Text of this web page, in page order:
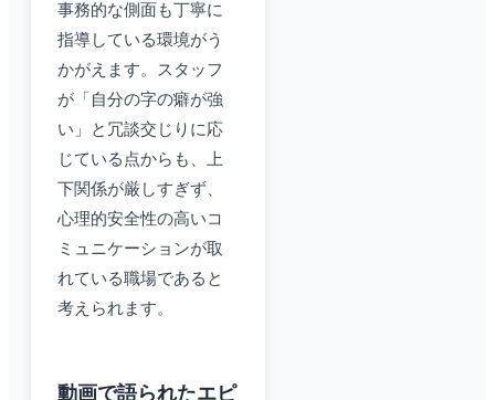
事務的な側面も丁寧に
指導している環境がう
かがえます。スタッフ
が「自分の字の癖が強
い」と冗談交じりに応
じている点からも、上
下関係が厳しすぎず、
心理的安全性の高いコ
ミュニケーションが取
れている職場であると
考えられます。
動画で語られたエピ